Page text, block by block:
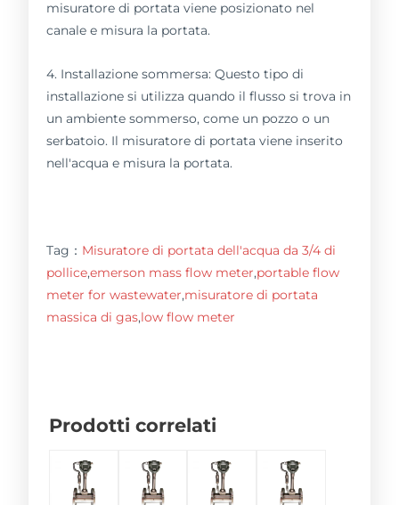
misuratore di portata viene posizionato nel
canale e misura la portata.
4. Installazione sommersa: Questo tipo di
installazione si utilizza quando il flusso si trova in
un ambiente sommerso, come un pozzo o un
serbatoio. Il misuratore di portata viene inserito
nell'acqua e misura la portata.
Tag： Misuratore di portata dell'acqua da 3/4 di
pollice,emerson mass flow meter,portable flow
meter for wastewater,misuratore di portata
massica di gas,low flow meter
Prodotti correlati